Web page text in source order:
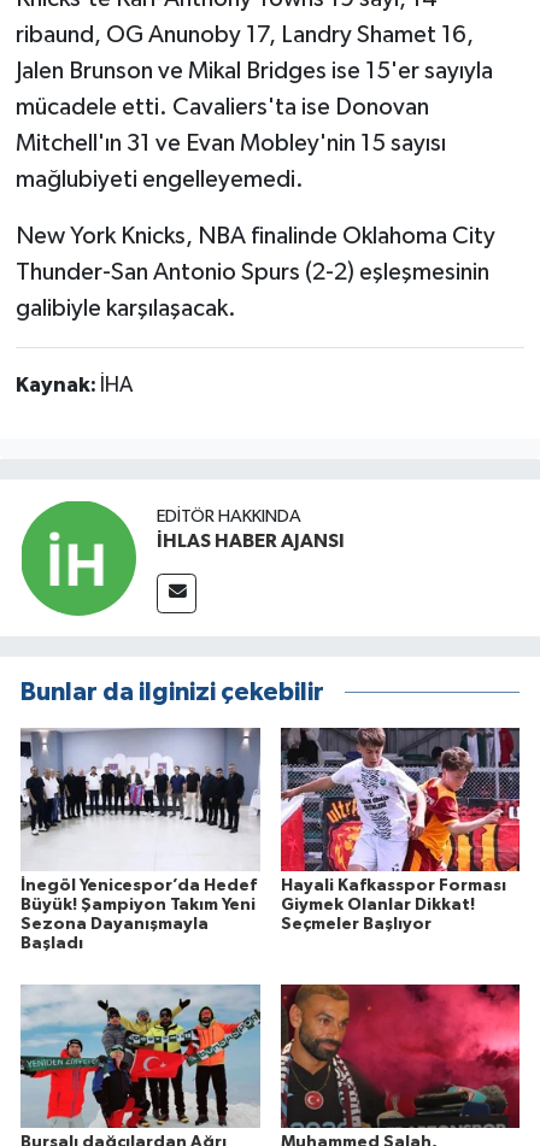
ribaund, OG Anunoby 17, Landry Shamet 16,
Jalen Brunson ve Mikal Bridges ise 15'er sayıyla
mücadele etti. Cavaliers'ta ise Donovan
Mitchell'ın 31 ve Evan Mobley'nin 15 sayısı
mağlubiyeti engelleyemedi.
New York Knicks, NBA finalinde Oklahoma City
Thunder-San Antonio Spurs (2-2) eşleşmesinin
galibiyle karşılaşacak.
Kaynak: İHA
EDITÖR HAKKINDA
İHLAS HABER AJANSI
Bunlar da ilginizi çekebilir
İnegöl Yenicespor’da Hedef
Büyük! Şampiyon Takım Yeni
Sezona Dayanışmayla
Başladı
Hayali Kafkasspor Forması
Giymek Olanlar Dikkat!
Seçmeler Başlıyor